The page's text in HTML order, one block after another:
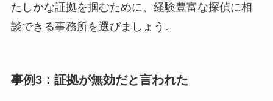
たしかな証拠を掴むために、経験豊富な探偵に相
談できる事務所を選びましょう。
事例3：証拠が無効だと言われた